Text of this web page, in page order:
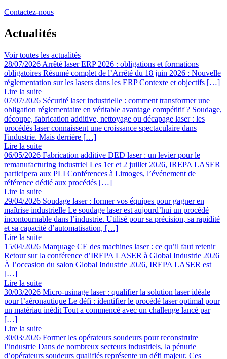
Contactez-nous
Actualités
Voir toutes les actualités
28/07/2026 Arrêté laser ERP 2026 : obligations et formations
obligatoires Résumé complet de l’Arrêté du 18 juin 2026 : Nouvelle
réglementation sur les lasers dans les ERP Contexte et objectifs […]
Lire la suite
07/07/2026 Sécurité laser industrielle : comment transformer une
obligation réglementaire en véritable avantage compétitif ? Soudage,
découpe, fabrication additive, nettoyage ou décapage laser : les
procédés laser connaissent une croissance spectaculaire dans
l'industrie. Mais derrière […]
Lire la suite
06/05/2026 Fabrication additive DED laser : un levier pour le
remanufacturing industriel Les 1er et 2 juillet 2026, IREPA LASER
participera aux PLI Conférences à Limoges, l’événement de
référence dédié aux procédés […]
Lire la suite
29/04/2026 Soudage laser : former vos équipes pour gagner en
maîtrise industrielle Le soudage laser est aujourd’hui un procédé
incontournable dans l’industrie. Utilisé pour sa précision, sa rapidité
et sa capacité d’automatisation, […]
Lire la suite
15/04/2026 Marquage CE des machines laser : ce qu’il faut retenir
Retour sur la conférence d’IREPA LASER à Global Industrie 2026
À l’occasion du salon Global Industrie 2026, IREPA LASER est
[…]
Lire la suite
30/03/2026 Micro-usinage laser : qualifier la solution laser idéale
pour l’aéronautique Le défi : identifier le procédé laser optimal pour
un matériau inédit Tout a commencé avec un challenge lancé par
[…]
Lire la suite
30/03/2026 Former les opérateurs soudeurs pour reconstruire
l’industrie Dans de nombreux secteurs industriels, la pénurie
d’opérateurs soudeurs qualifiés représente un défi majeur. Ces